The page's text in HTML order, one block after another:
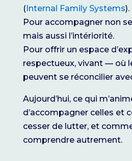
(Internal Family Systems).
Pour accompagner non
mais aussi l’intériorité.
Pour offrir un espace
respectueux, vivant — où
peuvent se réconcilier
Aujourd’hui, ce qui
d’accompagner celles et
cesser de lutter, et
comprendre autrement.